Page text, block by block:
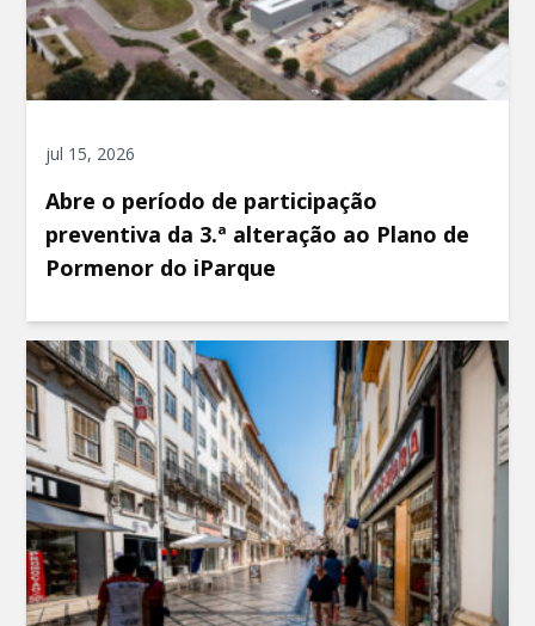
jul 15, 2026
Abre o período de participação
preventiva da 3.ª alteração ao Plano de
Pormenor do iParque